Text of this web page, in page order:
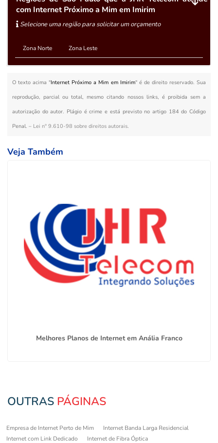
com Internet Próximo a Mim em Imirim
Selecione uma região para solicitar um orçamento
Zona Norte Zona Leste
O texto acima "Internet Próximo a Mim em Imirim" é de direito reservado. Sua
reprodução, parcial ou total, mesmo citando nossos links, é proibida sem a
autorização do autor. Plágio é crime e está previsto no artigo 184 do Código
Penal. – Lei n° 9.610-98 sobre direitos autorais.
Veja Também
Melhores Planos de Internet em Anália Franco
OUTRAS PÁGINAS
Empresa de Internet Perto de Mim
Internet Banda Larga Residencial
Internet com Link Dedicado
Internet de Fibra Óptica